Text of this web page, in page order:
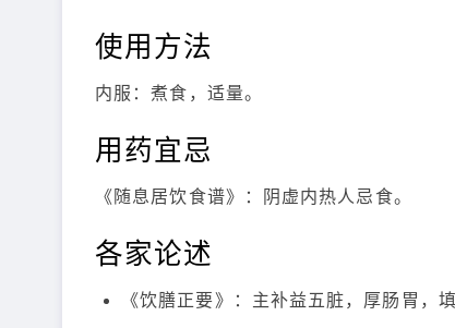
使用方法
内服：煮食，适量。
用药宜忌
《随息居饮食谱》：阴虚内热人忌食。
各家论述
《饮膳正要》：主补益五脏，厚肠胃，